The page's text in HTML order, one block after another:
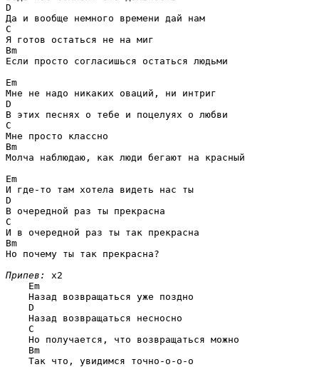
D
C
Bm
Если просто согласишься остаться людьми
Em
D
C
Bm
Молча наблюдаю, как люди бегают на красный
Em
D
C
Bm
Но почему ты так прекрасна?
Припев:
x2
Em
    Назад возвращаться уже поздно
D
    Назад возвращаться несносно
C
    Но получается, что возвращаться можно
Bm
    Так что, увидимся точно-о-о-о